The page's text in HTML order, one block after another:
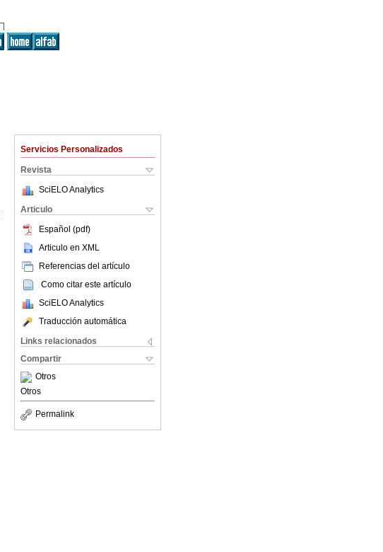
Servicios Personalizados
Revista
SciELO Analytics
Articulo
Español (pdf)
Articulo en XML
Referencias del artículo
Como citar este artículo
SciELO Analytics
Traducción automática
Links relacionados
Compartir
Otros
Otros
Permalink